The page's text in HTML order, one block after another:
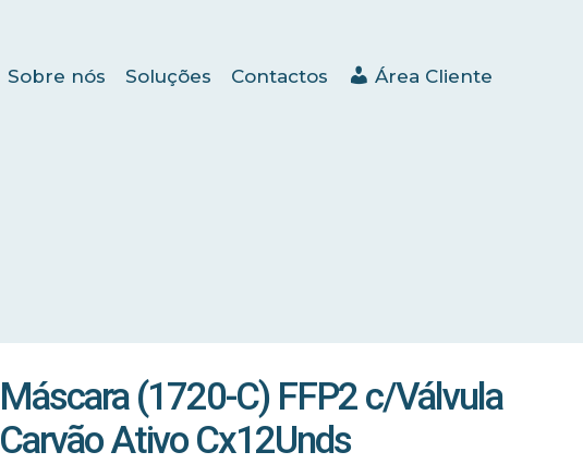
Sobre nós Soluções Contactos Área Cliente
Máscara (1720-C) FFP2 c/Válvula
Carvão Ativo Cx12Unds